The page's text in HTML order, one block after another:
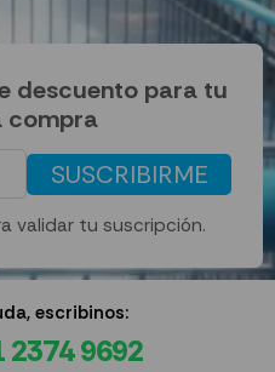
descuento para tu
compra
SUSCRIBIRME
validar tu suscripción.
escribinos:
2374 9692